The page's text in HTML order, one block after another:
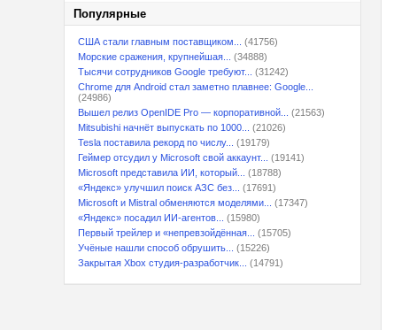
Популярные
США стали главным поставщиком...
(41756)
Морские сражения, крупнейшая...
(34888)
Тысячи сотрудников Google требуют...
(31242)
Chrome для Android стал заметно плавнее: Google...
(24986)
Вышел релиз OpenIDE Pro — корпоративной...
(21563)
Mitsubishi начнёт выпускать по 1000...
(21026)
Tesla поставила рекорд по числу...
(19179)
Геймер отсудил у Microsoft свой аккаунт...
(19141)
Microsoft представила ИИ, который...
(18788)
«Яндекс» улучшил поиск АЗС без...
(17691)
Microsoft и Mistral обменяются моделями...
(17347)
«Яндекс» посадил ИИ-агентов...
(15980)
Первый трейлер и «непревзойдённая...
(15705)
Учёные нашли способ обрушить...
(15226)
Закрытая Xbox студия-разработчик...
(14791)